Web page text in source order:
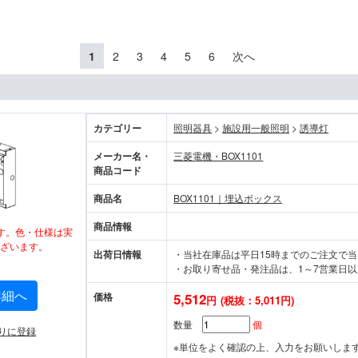
1 2 3 4 5 6 次へ
。色・仕様は実
います。
へ
に登録
カテゴリー 照明器具 > 施設用一般照明 > 誘導灯
メーカー名・
商品コード
三菱電機・BOX1101
商品名 BOX1101｜埋込ボックス
商品情報
出荷日情報
・当社在庫品は平日15時までのご注文で
・お取り寄せ品・発注品は、1～7営業日
価格 5,512円 (税抜：5,011円)
数量
個
※単位をよく確認の上、入力をお願いしま